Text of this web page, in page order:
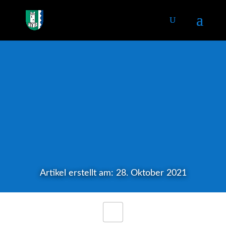
Artikel erstellt am: 28. Oktober 2021